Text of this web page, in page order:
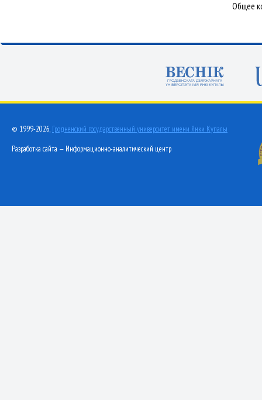
Общее
© 1999-2026, Гродненский государственный университет имени Янки Купалы
Разработка сайта — Информационно-аналитический центр